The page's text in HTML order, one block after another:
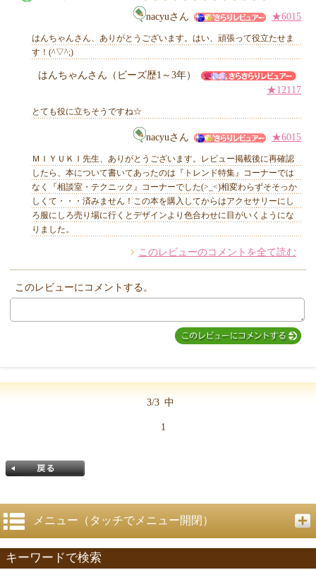
MIYUKI先生からのコメント nacyuさん ★6015
はんちゃんさん、ありがとうございます。はい、頑張って役立たせま
す！(^▽^;)
はんちゃんさん（ビーズ歴1～3年）
★12117
とても役に立ちそうですね☆
nacyuさん ★6015
ＭＩＹＵＫＩ先生、ありがとうございます。レビュー掲載後に再確認
したら、本について書いてあったのは『トレンド特集』コーナーでは
なく『相談室・テクニック』コーナーでした(>_<)相変わらずそそっか
しくて・・・済みません！この本を購入してからはアクセサリーにし
ろ服にしろ売り場に行くとデザインより色合わせに目がいくようにな
りました。
このレビューのコメントを全て読む
このレビューにコメントする。
3/3 中
1
戻る
メニュー（タッチでメニュー開閉）
キーワードで検索